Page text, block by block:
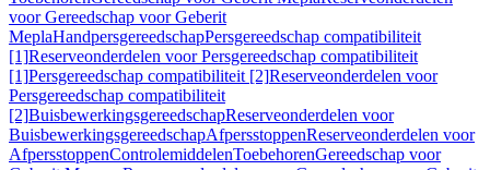
voor Gereedschap voor Geberit
MeplaHandpersgereedschapPersgereedschap compatibiliteit
[1]Reserveonderdelen voor Persgereedschap compatibiliteit
[1]Persgereedschap compatibiliteit [2]Reserveonderdelen voor
Persgereedschap compatibiliteit
[2]BuisbewerkingsgereedschapReserveonderdelen voor
BuisbewerkingsgereedschapAfpersstoppenReserveonderdelen voor
AfpersstoppenControlemiddelenToebehorenGereedschap voor